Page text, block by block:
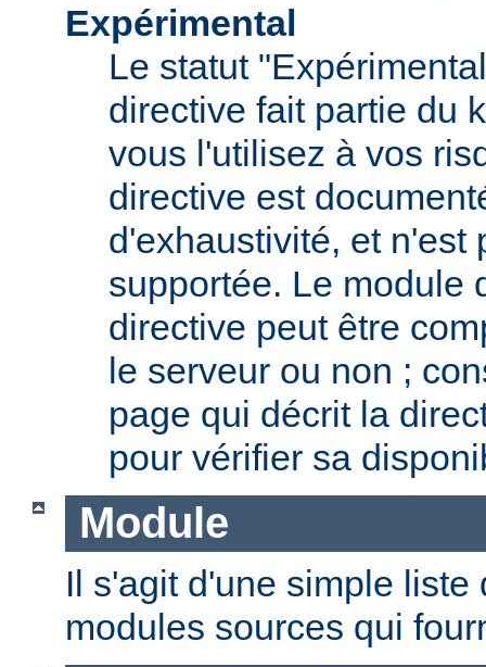
Expérimental
Le statut
directive fait partie du
vous l'utilisez à vos
directive est
d'exhaustivité, et n'est
supportée. Le module
directive peut être
le serveur ou non ;
page qui décrit la
pour vérifier sa
Module
Il s'agit d'une simple liste
modules sources qui